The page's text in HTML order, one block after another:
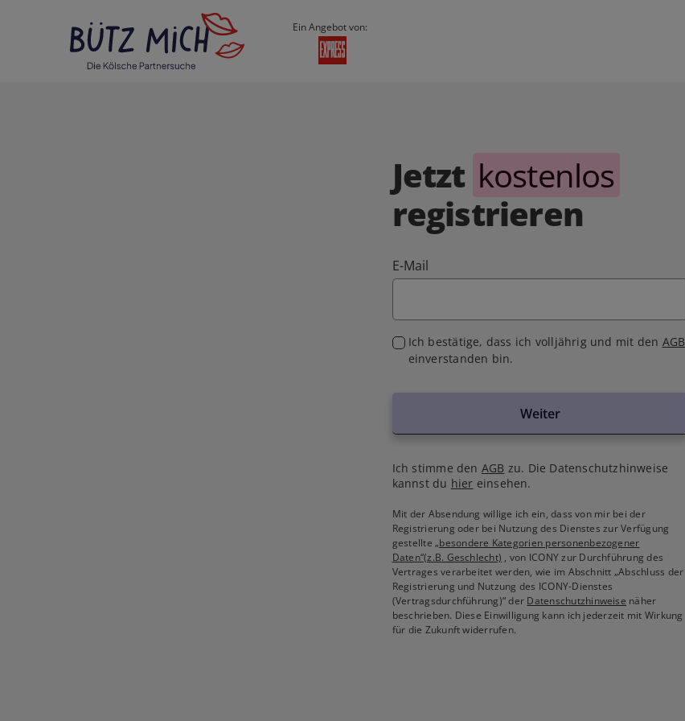
Ein Angebot von:
Jetzt kostenlos
registrieren
E-Mail
Ich bestätige, dass ich volljährig und mit den AGB
einverstanden bin.
Weiter
Ich stimme den AGB zu. Die Datenschutzhinweise
kannst du hier einsehen.
Mit der Absendung willige ich ein, dass von mir bei der
Registrierung oder bei Nutzung des Dienstes zur Verfügung
gestellte„besondere Kategorien personenbezogener
Daten“(z.B. Geschlecht) , von ICONY zur Durchführung des
Vertrages verarbeitet werden, wie im Abschnitt „Abschluss der
Registrierung und Nutzung des ICONY-Dienstes
(Vertragsdurchführung)“ der Datenschutzhinweise näher
beschrieben. Diese Einwilligung kann ich jederzeit mit Wirkung
für die Zukunft widerrufen.